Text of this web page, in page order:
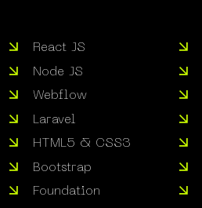
React JS
Node JS
Webflow
Laravel
HTML5 & CSS3
Bootstrap
Foundation